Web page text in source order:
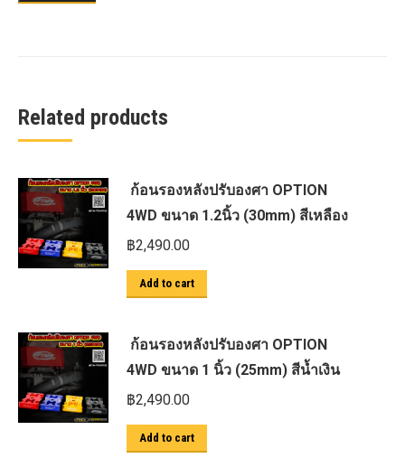
Related products
ก้อนรองหลังปรับองศา OPTION
4WD ขนาด 1.2นิ้ว (30mm) สีเหลือง
฿2,490.00
Add to cart
ก้อนรองหลังปรับองศา OPTION
4WD ขนาด 1 นิ้ว (25mm) สีน้ำเงิน
฿2,490.00
Add to cart